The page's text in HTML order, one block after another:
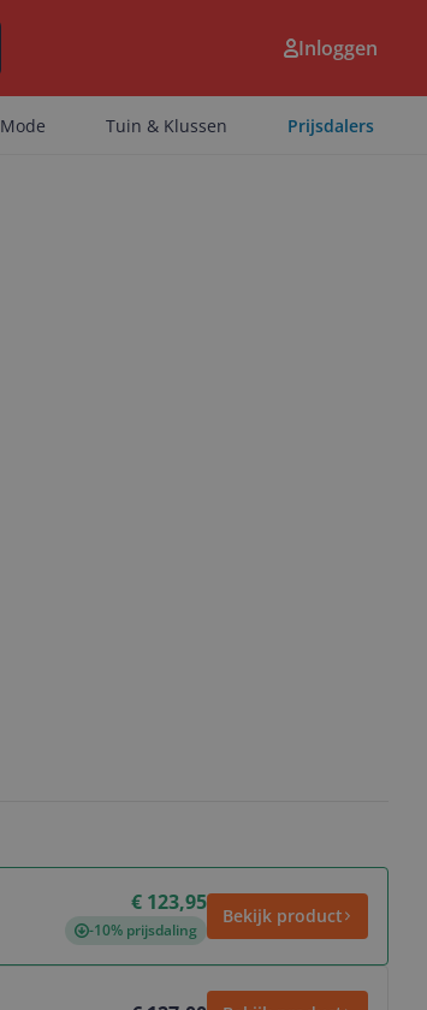
Inloggen
Mode Tuin & Klussen Prijsdalers
€ 123,95
-10% prijsdaling
Bekijk product